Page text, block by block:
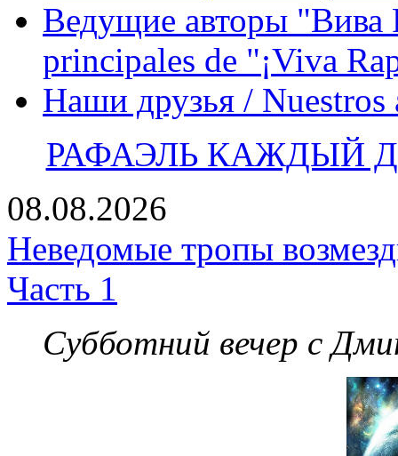
Ведущие авторы "Вива
principales de "¡Viva
Наши друзья / Nuestros
РАФАЭЛЬ КАЖДЫЙ
08.08.2026
Неведомые тропы
Часть 1
Субботний вечер с